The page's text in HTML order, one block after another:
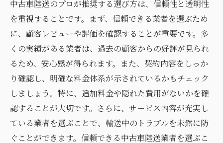
中古車陸送のプロが推奨する選び方は、信頼性と透明性
を重視することです。まず、信頼できる業者を選ぶため
に、顧客レビューや評価を確認することが重要です。多
くの実績がある業者は、過去の顧客からの好評が見られ
るため、安心感が得られます。また、契約内容をしっか
り確認し、明確な料金体系が示されているかもチェック
しましょう。特に、追加料金や隠れた費用がないかを確
認することが大切です。さらに、サービス内容が充実し
ている業者を選ぶことで、輸送中のトラブルを未然に防
ぐことができます。信頼できる中古車陸送業者を選ぶこ